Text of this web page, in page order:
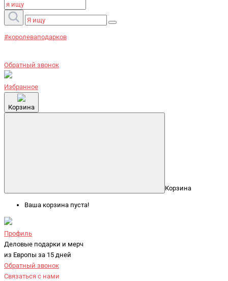
#королеваподарков
Обратный звонок
Избранное
Корзина
Корзина
Ваша корзина пуста!
Профиль
Деловые подарки и мерч
из Европы за 15 дней
Обратный звонок
Связаться с нами